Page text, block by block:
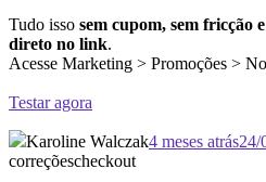
Tudo isso sem cupom, sem fricção
direto no link.
Acesse Marketing > Promoções >
Testar agora
Karoline Walczak4 meses atrás24/
correçõescheckout